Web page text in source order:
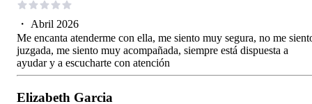
・ Abril 2026
Me encanta atenderme con ella, me siento muy segura, no me
juzgada, me siento muy acompañada, siempre está dispuesta a
ayudar y a escucharte con atención
Elizabeth Garcia